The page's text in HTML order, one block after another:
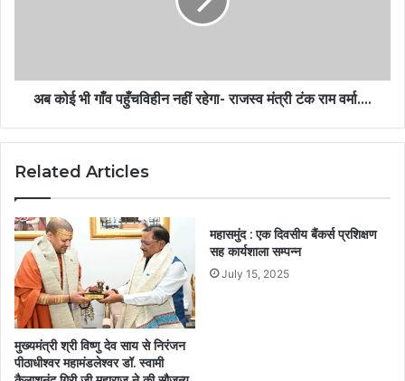
अब कोई भी गाँव पहुँचविहीन नहीं रहेगा- राजस्व मंत्री टंक राम वर्मा….
Related Articles
मुख्यमंत्री श्री विष्णु देव साय से निरंजन
पीठाधीश्वर महामंडलेश्वर डॉ. स्वामी
महासमुंद : एक दिवसीय बैंकर्स प्रशिक्षण
सह कार्यशाला सम्पन्न
July 15, 2025